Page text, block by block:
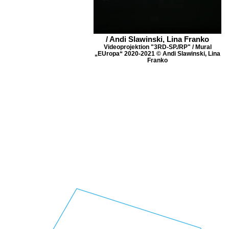
/ Andi Slawinski, Lina Franko
Videoprojektion "3RD-SP./RP" / Mural
„EUropa“ 2020-2021 © Andi Slawinski, Lina
Franko